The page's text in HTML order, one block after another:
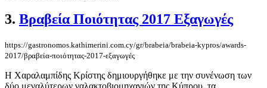
3. Βραβεία Ποιότητας 2017 Εξαγωγές
https://gastronomos.kathimerini.com.cy/gr/brabeia/brabeia-kypros/awards-
2017/βραβεία-ποιότητας-2017-εξαγωγές
Η Χαραλαμπίδης Κρίστης δημιουργήθηκε με την συνένωση των